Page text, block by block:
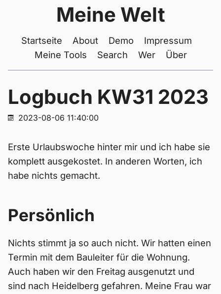
Meine Welt
Startseite About Demo
Impressum
Meine Tools
Search Wer Über
Logbuch KW31 2023
2023-08-06 11:40:00
Erste Urlaubswoche hinter mir und ich habe sie
komplett ausgekostet. In anderen Worten, ich
habe nichts gemacht.
Persönlich
Nichts stimmt ja so auch nicht. Wir hatten einen
Termin mit dem Bauleiter für die Wohnung.
Auch haben wir den Freitag ausgenutzt und
sind nach Heidelberg gefahren. Meine Frau war